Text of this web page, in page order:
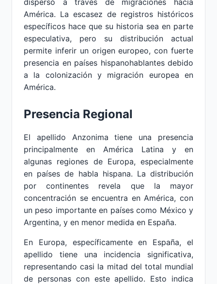
dispersó a través de migraciones hacia
América. La escasez de registros históricos
específicos hace que su historia sea en parte
especulativa, pero su distribución actual
permite inferir un origen europeo, con fuerte
presencia en países hispanohablantes debido
a la colonización y migración europea en
América.
Presencia Regional
El apellido Anzonima tiene una presencia
principalmente en América Latina y en
algunas regiones de Europa, especialmente
en países de habla hispana. La distribución
por continentes revela que la mayor
concentración se encuentra en América, con
un peso importante en países como México y
Argentina, y en menor medida en España.
En Europa, específicamente en España, el
apellido tiene una incidencia significativa,
representando casi la mitad del total mundial
de personas con este apellido. Esto indica